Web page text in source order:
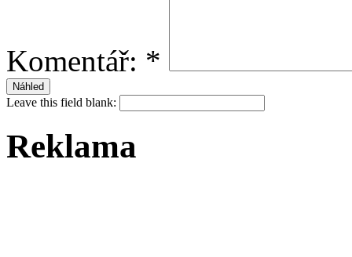
Komentář: *
Leave this field blank:
Reklama